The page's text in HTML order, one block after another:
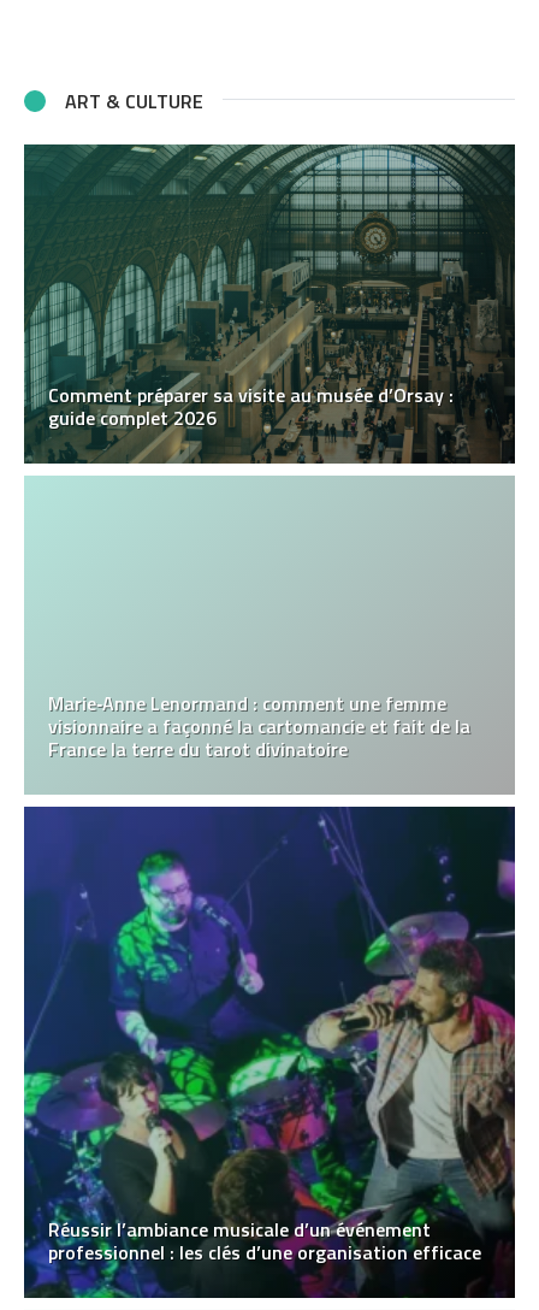
ART & CULTURE
Comment préparer sa visite au musée d’Orsay :
guide complet 2026
Marie‑Anne Lenormand : comment une femme
visionnaire a façonné la cartomancie et fait de la
France la terre du tarot divinatoire
Réussir l’ambiance musicale d’un événement
professionnel : les clés d’une organisation efficace